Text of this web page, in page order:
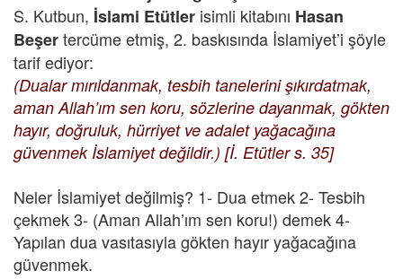
S. Kutbun, İslami Etütler isimli kitabını Hasan
Beşertercüme etmiş, 2. baskısında İslamiyet’i şöyle
tarif ediyor:
(Dualar mırıldanmak, tesbih tanelerini şıkırdatmak,
aman Allah’ım sen koru, sözlerine dayanmak, gökten
hayır, doğruluk, hürriyet ve adalet yağacağına
güvenmek İslamiyet değildir.) [İ. Etütler s. 35]
Neler İslamiyet değilmiş? 1- Dua etmek 2- Tesbih
çekmek 3- (Aman Allah’ım sen koru!) demek 4-
Yapılan dua vasıtasıyla gökten hayır yağacağına
güvenmek.